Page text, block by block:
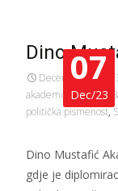
07
Dec/23
Dino
December 7,
akademija za žene,
politička pismenost,
Dino Mustafić
gdje je